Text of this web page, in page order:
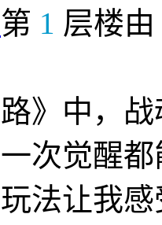
第 1 层楼由
》中，
次觉醒
法让我